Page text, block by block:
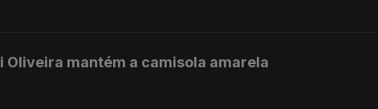
Oliveira mantém a camisola amarela